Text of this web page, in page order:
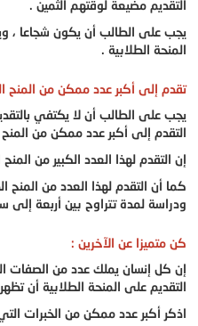
التقديم مضيعة لوقتهم الثمين .
يجب على الطالب أن يكون شجاعا ،
المنحة الطلابية .
تقدم إلى أكبر عدد ممكن من المنح
يجب على الطالب أن لا يكتفي
التقدم إلى أكبر عدد ممكن من
إن التقدم لهذا العدد الكبير من
كما أن التقدم لهذا العدد من المنح
ودراسة لمدة تتراوح بين أربعة إلى
كن متميزا عن الآخرين :
إن كل إنسان يملك عدد من الصفات
التقديم على المنحة الطلابية أن
اذكر أكبر عدد ممكن من الخبرات